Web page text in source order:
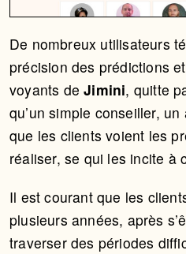
De nombreux utilisateurs
précision des prédictions
voyants deJimini, quitte
qu’un simple conseiller,
que les clients voient les
réaliser, se qui les incite à
Il est courant que les
plusieurs années, après
traverser des périodes